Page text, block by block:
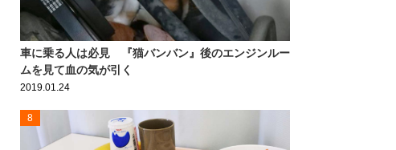
車に乗る人は必見 『猫バンバン』後のエンジンルー
ムを見て血の気が引く
2019.01.24
8